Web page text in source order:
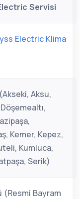
Servisi
Electric Klima
Aksu,
Kemer, Kepez,
Kumluca,
Serik)
(Resmi Bayram